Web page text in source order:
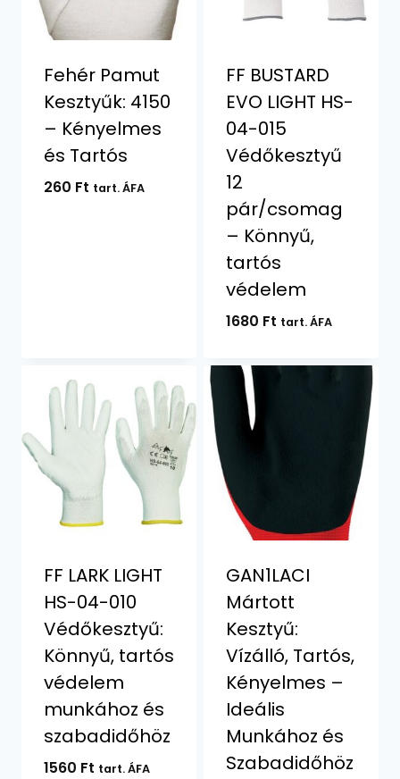
Fehér Pamut
Kesztyűk: 4150
– Kényelmes
és Tartós
260 Ft tart. ÁFA
FF BUSTARD
EVO LIGHT HS-
04-015
Védőkesztyű
12
pár/csomag
– Könnyű,
tartós
védelem
1680 Ft tart. ÁFA
FF LARK LIGHT
HS-04-010
Védőkesztyű:
Könnyű, tartós
védelem
munkához és
szabadidőhöz
1560 Ft tart. ÁFA
GAN1LACI
Mártott
Kesztyű:
Vízálló, Tartós,
Kényelmes –
Ideális
Munkához és
Szabadidőhöz